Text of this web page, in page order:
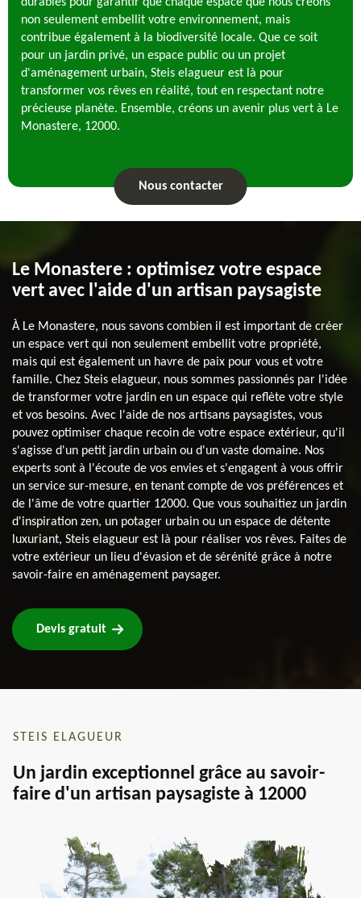
non seulement embellit votre environnement, mais
contribue également à la biodiversité locale. Que ce soit
pour un jardin privé, un espace public ou un projet
d'aménagement urbain, Steis elagueur est là pour
transformer vos rêves en réalité, tout en respectant notre
précieuse planète. Ensemble, créons un avenir plus vert à Le
Monastere, 12000.
Nous contacter
Le Monastere : optimisez votre espace
vert avec l'aide d'un artisan paysagiste
À Le Monastere, nous savons combien il est important de créer
un espace vert qui non seulement embellit votre propriété,
mais qui est également un havre de paix pour vous et votre
famille. Chez Steis elagueur, nous sommes passionnés par l'idée
de transformer votre jardin en un espace qui reflète votre style
et vos besoins. Avec l'aide de nos artisans paysagistes, vous
pouvez optimiser chaque recoin de votre espace extérieur, qu'il
s'agisse d'un petit jardin urbain ou d'un vaste domaine. Nos
experts sont à l'écoute de vos envies et s'engagent à vous offrir
un service sur-mesure, en tenant compte de vos préférences et
de l'âme de votre quartier 12000. Que vous souhaitiez un jardin
d'inspiration zen, un potager urbain ou un espace de détente
luxuriant, Steis elagueur est là pour réaliser vos rêves. Faites de
votre extérieur un lieu d'évasion et de sérénité grâce à notre
savoir-faire en aménagement paysager.
Devis gratuit
STEIS ELAGUEUR
Un jardin exceptionnel grâce au savoir-
faire d'un artisan paysagiste à 12000